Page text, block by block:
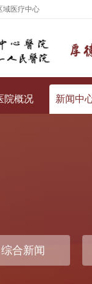
域医疗中心
院概况 新闻中
综合新闻